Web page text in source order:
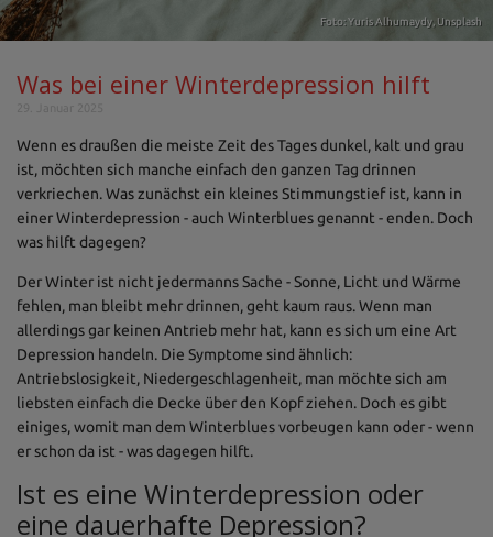
Foto:Yuris Alhumaydy, Unsplash
Was bei einer Winterdepression hilft
Wenn es draußen die meiste Zeit des Tages dunkel, kalt und grau
ist, möchten sich manche einfach den ganzen Tag drinnen
verkriechen. Was zunächst ein kleines Stimmungstief ist, kann in
einer Winterdepression - auch Winterblues genannt - enden. Doch
was hilft dagegen?
Der Winter ist nicht jedermanns Sache - Sonne, Licht und Wärme
fehlen, man bleibt mehr drinnen, geht kaum raus. Wenn man
allerdings gar keinen Antrieb mehr hat, kann es sich um eine Art
Depression handeln. Die Symptome sind ähnlich:
Antriebslosigkeit, Niedergeschlagenheit, man möchte sich am
liebsten einfach die Decke über den Kopf ziehen. Doch es gibt
einiges, womit man dem Winterblues vorbeugen kann oder - wenn
er schon da ist - was dagegen hilft.
Ist es eine Winterdepression oder
eine dauerhafte Depression?